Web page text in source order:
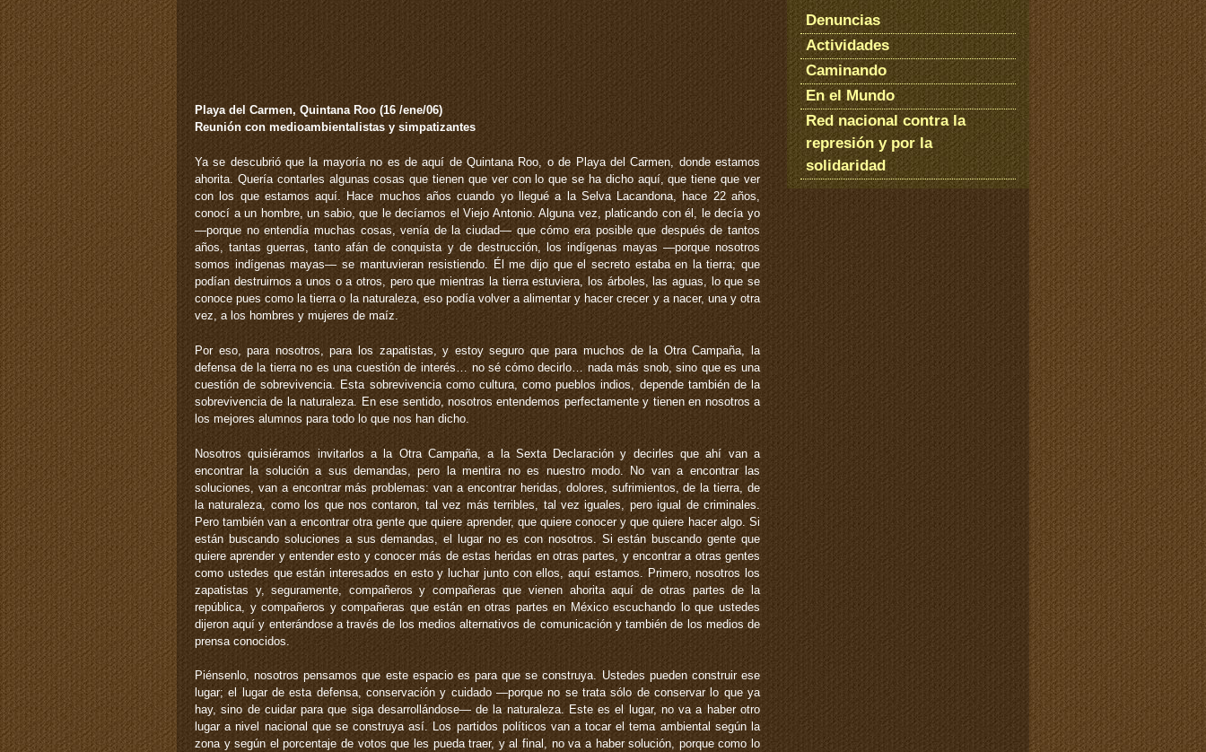
Playa del Carmen, Quintana Roo (16 /ene/06)
Reunión con medioambientalistas y simpatizantes
Ya se descubrió que la mayoría no es de aquí de Quintana Roo, o de Playa del Carmen, donde estamos
ahorita. Quería contarles algunas cosas que tienen que ver con lo que se ha dicho aquí, que tiene que ver
con los que estamos aquí. Hace muchos años cuando yo llegué a la Selva Lacandona, hace 22 años,
conocí a un hombre, un sabio, que le decíamos el Viejo Antonio. Alguna vez, platicando con él, le decía yo
—porque no entendía muchas cosas, venía de la ciudad— que cómo era posible que después de tantos
años, tantas guerras, tanto afán de conquista y de destrucción, los indígenas mayas —porque nosotros
somos indígenas mayas— se mantuvieran resistiendo. Él me dijo que el secreto estaba en la tierra; que
podían destruirnos a unos o a otros, pero que mientras la tierra estuviera, los árboles, las aguas, lo que se
conoce pues como la tierra o la naturaleza, eso podía volver a alimentar y hacer crecer y a nacer, una y otra
vez, a los hombres y mujeres de maíz.
Por eso, para nosotros, para los zapatistas, y estoy seguro que para muchos de la Otra Campaña, la
defensa de la tierra no es una cuestión de interés… no sé cómo decirlo… nada más snob, sino que es una
cuestión de sobrevivencia. Esta sobrevivencia como cultura, como pueblos indios, depende también de la
sobrevivencia de la naturaleza. En ese sentido, nosotros entendemos perfectamente y tienen en nosotros a
los mejores alumnos para todo lo que nos han dicho.
Nosotros quisiéramos invitarlos a la Otra Campaña, a la Sexta Declaración y decirles que ahí van a
encontrar la solución a sus demandas, pero la mentira no es nuestro modo. No van a encontrar las
soluciones, van a encontrar más problemas: van a encontrar heridas, dolores, sufrimientos, de la tierra, de
la naturaleza, como los que nos contaron, tal vez más terribles, tal vez iguales, pero igual de criminales.
Pero también van a encontrar otra gente que quiere aprender, que quiere conocer y que quiere hacer algo. Si
están buscando soluciones a sus demandas, el lugar no es con nosotros. Si están buscando gente que
quiere aprender y entender esto y conocer más de estas heridas en otras partes, y encontrar a otras gentes
como ustedes que están interesados en esto y luchar junto con ellos, aquí estamos. Primero, nosotros los
zapatistas y, seguramente, compañeros y compañeras que vienen ahorita aquí de otras partes de la
república, y compañeros y compañeras que están en otras partes en México escuchando lo que ustedes
dijeron aquí y enterándose a través de los medios alternativos de comunicación y también de los medios de
prensa conocidos.
Piénsenlo, nosotros pensamos que este espacio es para que se construya. Ustedes pueden construir ese
lugar; el lugar de esta defensa, conservación y cuidado —porque no se trata sólo de conservar lo que ya
hay, sino de cuidar para que siga desarrollándose— de la naturaleza. Este es el lugar, no va a haber otro
lugar a nivel nacional que se construya así. Los partidos políticos van a tocar el tema ambiental según la
zona y según el porcentaje de votos que les pueda traer, y al final, no va a haber solución, porque como lo
Denuncias
Actividades
Caminando
En el Mundo
Red nacional contra la
represión y por la
solidaridad